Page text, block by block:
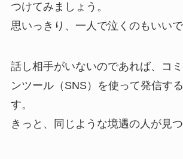
つけてみましょう。
思いっきり、一人で泣くのもいいで
話し相手がいないのであれば、コ
ンツール（SNS）を使って発信す
す。
きっと、同じような境遇の人が見つ